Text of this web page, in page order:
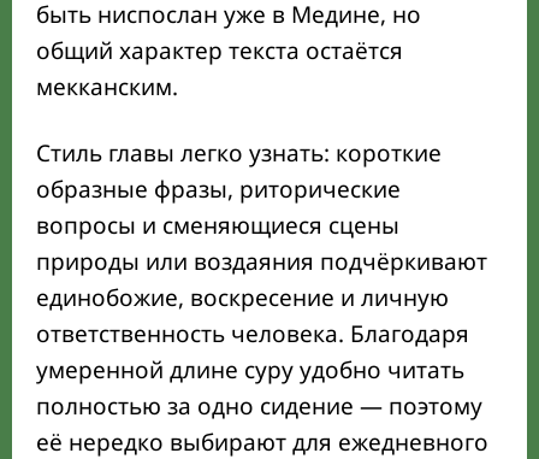
быть ниспослан уже в Медине, но
общий характер текста остаётся
мекканским.
Стиль главы легко узнать: короткие
образные фразы, риторические
вопросы и сменяющиеся сцены
природы или воздаяния подчёркивают
единобожие, воскресение и личную
ответственность человека. Благодаря
умеренной длине суру удобно читать
полностью за одно сидение — поэтому
её нередко выбирают для ежедневного